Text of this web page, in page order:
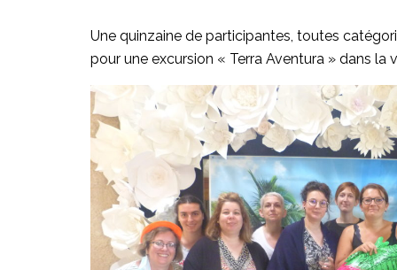
Une quinzaine de participantes, toutes
pour une excursion « Terra Aventura » dans la